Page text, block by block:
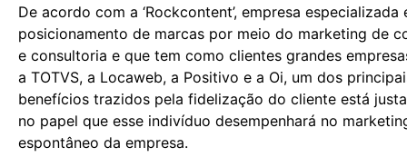
De acordo com a ‘Rockcontent’, empresa especializada
posicionamento de marcas por meio do marketing de
e consultoria e que tem como clientes grandes
a TOTVS, a Locaweb, a Positivo e a Oi, um dos
benefícios trazidos pela fidelização do cliente está
no papel que esse indivíduo desempenhará no
espontâneo da empresa.